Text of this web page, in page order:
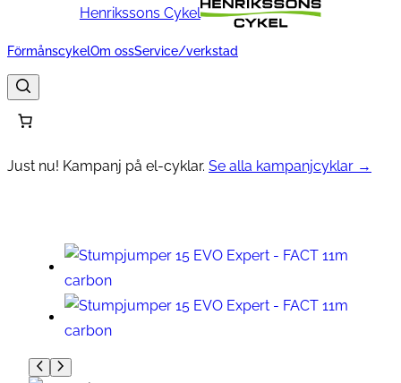
Henrikssons Cykel
FörmånscykelOm ossService/verkstad
Just nu! Kampanj på el-cyklar. Se alla kampanjcyklar →